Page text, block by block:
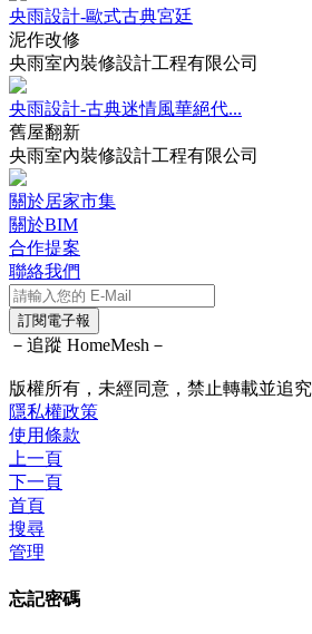
央雨設計-歐式古典宮廷
泥作改修
央雨室內裝修設計工程有限公司
央雨設計-古典迷情風華絕代...
舊屋翻新
央雨室內裝修設計工程有限公司
關於居家市集
關於BIM
合作提案
聯絡我們
訂閱電子報
－追蹤 HomeMesh－
版權所有，未經同意，禁止轉載並追究
隱私權政策
使用條款
上一頁
下一頁
首頁
搜尋
管理
忘記密碼